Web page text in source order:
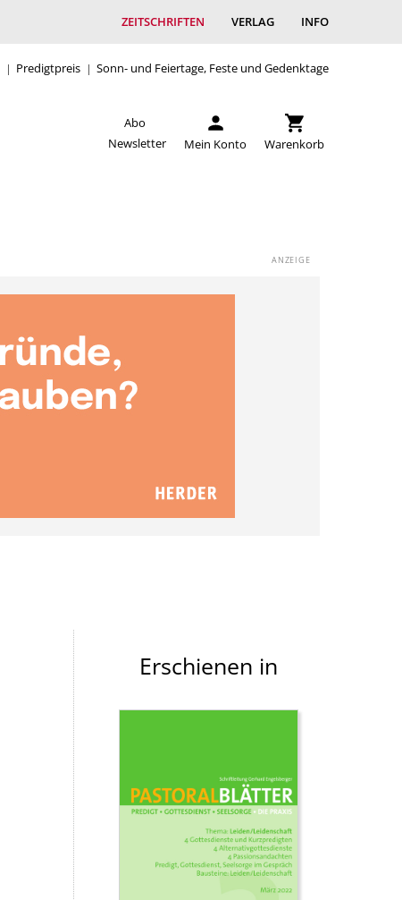
ZEITSCHRIFTEN VERLAG INFO
Predigtpreis Sonn- und Feiertage, Feste und Gedenktage
Abo
Newsletter
Mein Konto Warenkorb
Erschienen in